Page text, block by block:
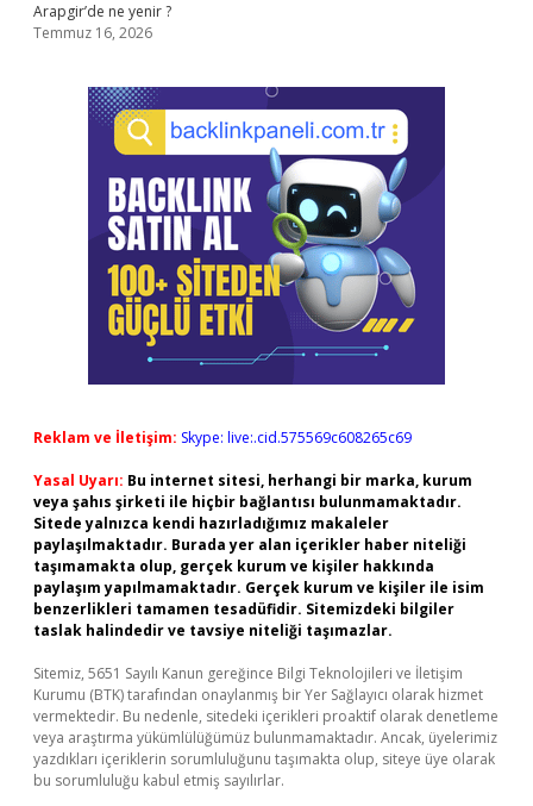
Arapgir’de ne yenir ?
Temmuz 16, 2026
Reklam ve İletişim: Skype: live:.cid.575569c608265c69
Yasal Uyarı: Bu internet sitesi, herhangi bir marka, kurum
veya şahıs şirketi ile hiçbir bağlantısı bulunmamaktadır.
Sitede yalnızca kendi hazırladığımız makaleler
paylaşılmaktadır. Burada yer alan içerikler haber niteliği
taşımamakta olup, gerçek kurum ve kişiler hakkında
paylaşım yapılmamaktadır. Gerçek kurum ve kişiler ile isim
benzerlikleri tamamen tesadüfidir. Sitemizdeki bilgiler
taslak halindedir ve tavsiye niteliği taşımazlar.
Sitemiz, 5651 Sayılı Kanun gereğince Bilgi Teknolojileri ve İletişim
Kurumu (BTK) tarafından onaylanmış bir Yer Sağlayıcı olarak hizmet
vermektedir. Bu nedenle, sitedeki içerikleri proaktif olarak denetleme
veya araştırma yükümlülüğümüz bulunmamaktadır. Ancak, üyelerimiz
yazdıkları içeriklerin sorumluluğunu taşımakta olup, siteye üye olarak
bu sorumluluğu kabul etmiş sayılırlar.